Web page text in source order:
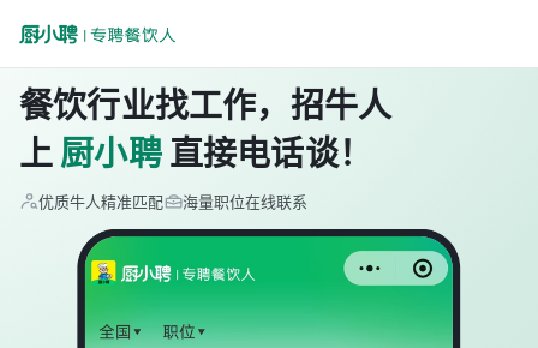
餐饮行业找工作，招牛人
上 厨小聘 直接电话谈！
优质牛人精准匹配 海量职位在线联系